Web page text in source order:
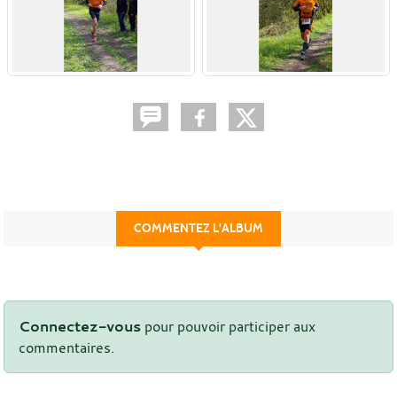
COMMENTEZ L'ALBUM
Connectez-vous pour pouvoir participer aux
commentaires.